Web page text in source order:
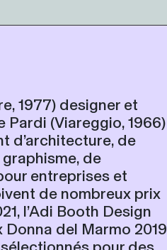
1977) designer et
Pardi (Viareggio, 1966)
d’architecture, de
de
entreprises et
de nombreux prix
l’Adi Booth Design
del Marmo 2019